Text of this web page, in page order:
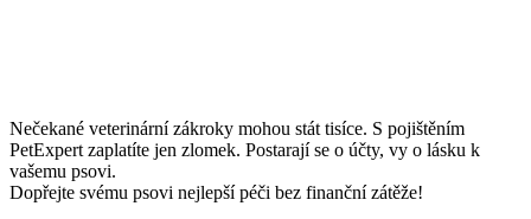
Nečekané veterinární zákroky mohou stát tisíce. S pojištěním
PetExpert zaplatíte jen zlomek. Postarají se o účty, vy o lásku k
vašemu psovi.
Dopřejte svému psovi nejlepší péči bez finanční zátěže!